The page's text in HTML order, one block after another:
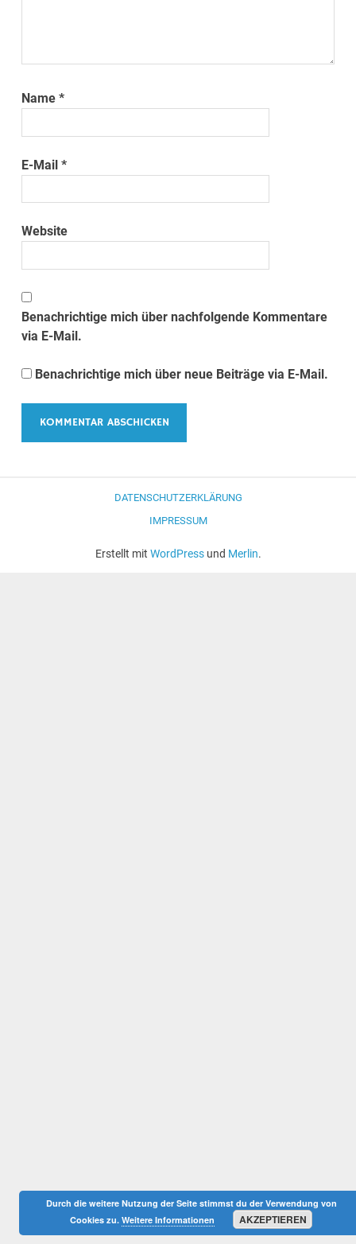
Name*
E-Mail*
Website
Benachrichtige mich über nachfolgende Kommentare
via E-Mail.
Benachrichtige mich über neue Beiträge via E-Mail.
DATENSCHUTZERKLÄRUNG
IMPRESSUM
Erstellt mit WordPressund Merlin.
Durch die weitere Nutzung der Seite stimmst du der Verwendung von
Cookies zu.Weitere Informationen AKZEPTIEREN